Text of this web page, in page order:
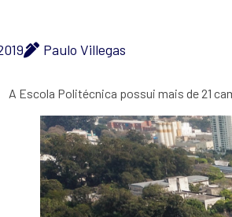
Paulo Villegas
A Escola Politécnica possui mais de 21